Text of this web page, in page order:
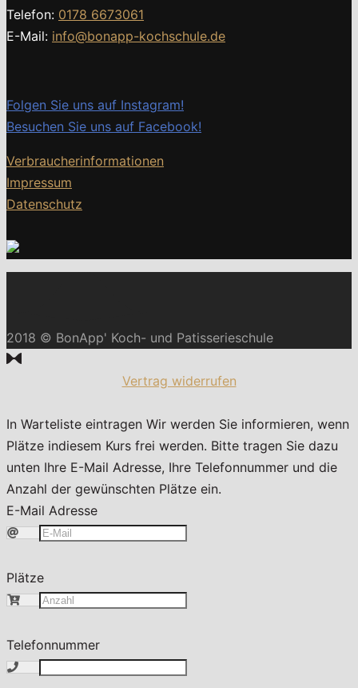
Telefon: 0178 6673061
E-Mail: info@bonapp-kochschule.de
Folgen Sie uns auf Instagram!
Besuchen Sie uns auf Facebook!
Verbraucherinformationen
Impressum
Datenschutz
2018 © BonApp' Koch- und Patisserieschule
Vertrag widerrufen
In Warteliste eintragen Wir werden Sie informieren, wenn
Plätze indiesem Kurs frei werden. Bitte tragen Sie dazu
unten Ihre E-Mail Adresse, Ihre Telefonnummer und die
Anzahl der gewünschten Plätze ein.
E-Mail Adresse
Plätze
Telefonnummer